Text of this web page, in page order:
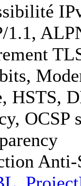
1.1,
HSTS,